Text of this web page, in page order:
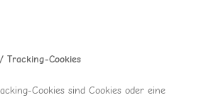
Tracking-Cookies
Cookies sind Cookies oder eine